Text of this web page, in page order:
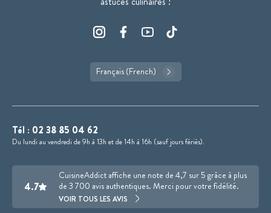
Français (French)
Tél : 02 38 85 04 62
Du lundi au vendredi de 9h à 13h et de 14h à 16h (sauf jours fériés).
4.7
CuisineAddict affiche une note de 4,7 sur 5 grâce à plus
de 3 700 avis authentiques. Merci pour votre fidélité.
VOIR TOUS LES AVIS